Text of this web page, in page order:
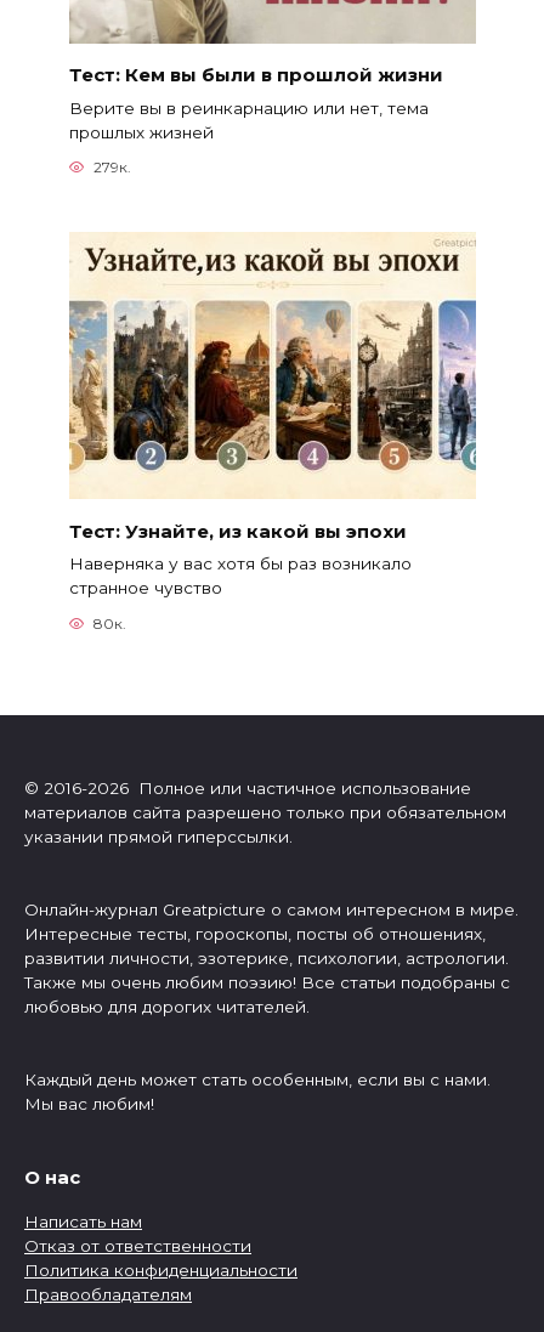
Тест: Кем вы были в прошлой жизни
Верите вы в реинкарнацию или нет, тема
прошлых жизней
279к.
Тест: Узнайте, из какой вы эпохи
Наверняка у вас хотя бы раз возникало
странное чувство
80к.
© 2016-2026 Полное или частичное использование
материалов сайта разрешено только при обязательном
указании прямой гиперссылки.
Онлайн-журнал Greatpicture о самом интересном в мире.
Интересные тесты, гороскопы, посты об отношениях,
развитии личности, эзотерике, психологии, астрологии.
Также мы очень любим поэзию! Все статьи подобраны с
любовью для дорогих читателей.
Каждый день может стать особенным, если вы с нами.
Мы вас любим!
О нас
Написать нам
Отказ от ответственности
Политика конфиденциальности
Правообладателям